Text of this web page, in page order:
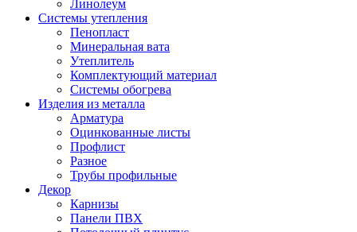
Линолеум
Системы утепления
Пенопласт
Минеральная вата
Утеплитель
Комплектующий материал
Системы обогрева
Изделия из металла
Арматура
Оцинкованные листы
Профлист
Разное
Трубы профильные
Декор
Карнизы
Панели ПВХ